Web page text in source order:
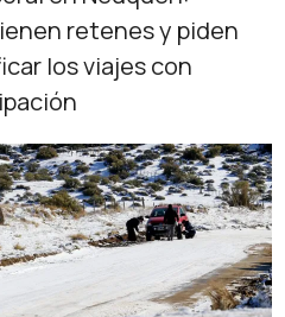
retenes y piden
los viajes con